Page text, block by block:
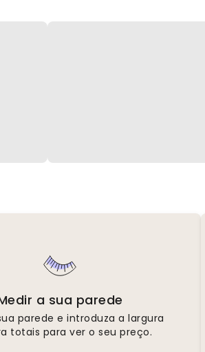
a sua parede
parede e introduza a largura
totais para ver o seu preço.